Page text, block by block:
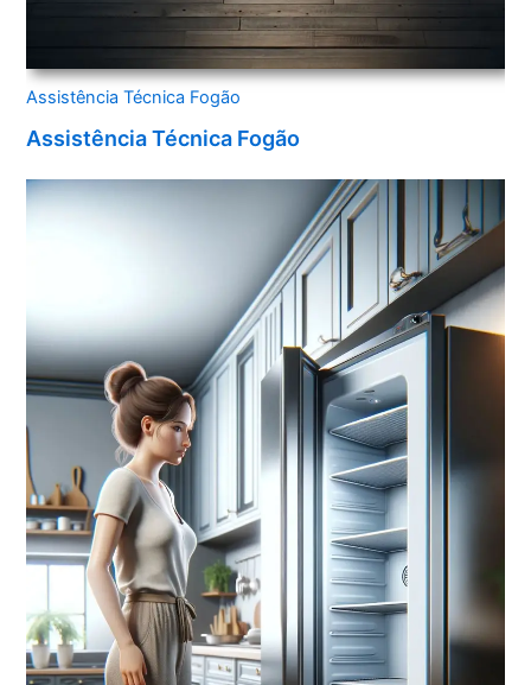
Assistência Técnica Fogão
Assistência Técnica Fogão